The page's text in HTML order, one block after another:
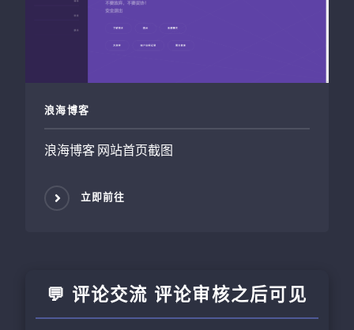
浪海博客
浪海博客 网站首页截图
立即前往
💬 评论交流 评论审核之后可见